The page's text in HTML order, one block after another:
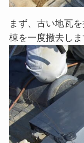
まず、古い地瓦
棟を一度撤去しま